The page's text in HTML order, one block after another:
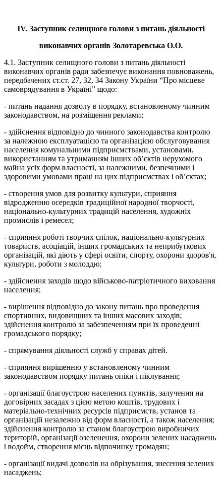
ІV. Заступник селищного голови з питань діяльності
виконавчих органів Золотаревська О.О.
4.1. Заступник селищного голови з питань діяльності
виконавчих органів ради забезпечує виконання повноважень,
передбачених ст.ст. 27, 32, 34 Закону України “Про місцеве
самоврядування в Україні” щодо:
- питань надання дозволу в порядку, встановленому чинним
законодавством, на розміщення реклами;
- здійснення відповідно до чинного законодавства контролю
за належною експлуатацією та організацією обслуговування
населення комунальними підприємствами, установами,
використанням та утриманням інших об’єктів нерухомого
майна усіх форм власності, за належними, безпечними і
здоровими умовами праці на цих підприємствах і об’єктах;
- створення умов для розвитку культури, сприяння
відродженню осередків традиційної народної творчості,
національно-культурних традицій населення, художніх
промислів і ремесел;
- сприяння роботі творчих спілок, національно-культурних
товариств, асоціацій, інших громадських та неприбуткових
організацій, які діють у сфері освіти, спорту, охорони здоров'я,
культури, роботи з молоддю;
- здійснення заходів щодо військово-патріотичного виховання
населення;
- вирішення відповідно до закону питань про проведення
спортивних, видовищних та інших масових заходів;
здійснення контролю за забезпеченням при їх проведенні
громадського порядку;
- спрямування діяльності служб у справах дітей.
- сприяння вирішенню у встановленому чинним
законодавством порядку питань опіки і піклування;
- організації благоустрою населених пунктів, залучення на
договірних засадах з цією метою коштів, трудових і
матеріально-технічних ресурсів підприємств, установ та
організацій незалежно від форм власності, а також населення;
здійснення контролю за станом благоустрою виробничих
територій, організації озеленення, охорони зелених насаджень
і водойм, створення місць відпочинку громадян;
- організації видачі дозволів на обрізування, знесення зелених
насаджень;